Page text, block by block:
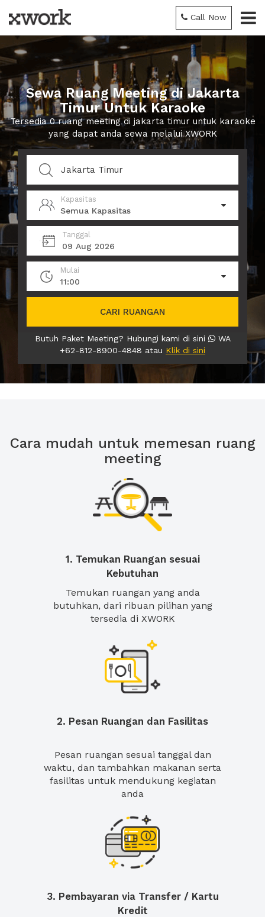
Call Now
Sewa Ruang Meeting di Jakarta
Timur Untuk Karaoke
Tersedia 0 ruang meeting di jakarta timur untuk karaoke
yang dapat anda sewa melalui XWORK
Kapasitas
Semua Kapasitas
Tanggal
09 Aug 2026
Mulai
11:00
CARI RUANGAN
Butuh Paket Meeting? Hubungi kami di sini
WA
+62-812-8900-4848 atau Klik di sini
Cara mudah untuk memesan ruang
meeting
1. Temukan Ruangan sesuai
Kebutuhan
Temukan ruangan yang anda
butuhkan, dari ribuan pilihan yang
tersedia di XWORK
2. Pesan Ruangan dan Fasilitas
Pesan ruangan sesuai tanggal dan
waktu, dan tambahkan makanan serta
fasilitas untuk mendukung kegiatan
anda
3. Pembayaran via Transfer / Kartu
Kredit